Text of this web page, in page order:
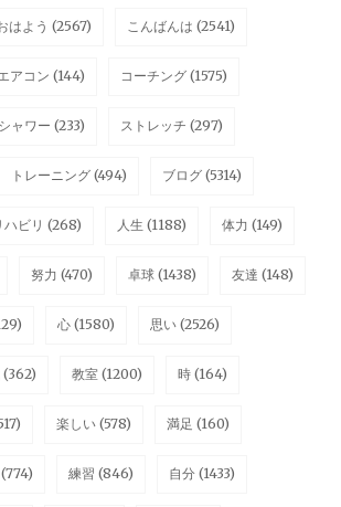
はよう (2567) こんばんは (2541)
アコン (144) コーチング (1575)
シャワー (233) ストレッチ (297)
トレーニング (494) ブログ (5314)
ハビリ (268) 人生 (1188) 体力 (149)
努力 (470) 卓球 (1438) 友達 (148)
心 (1580) 思い (2526)
(362) 教室 (1200) 時 (164)
楽しい (578) 満足 (160)
(774) 練習 (846) 自分 (1433)